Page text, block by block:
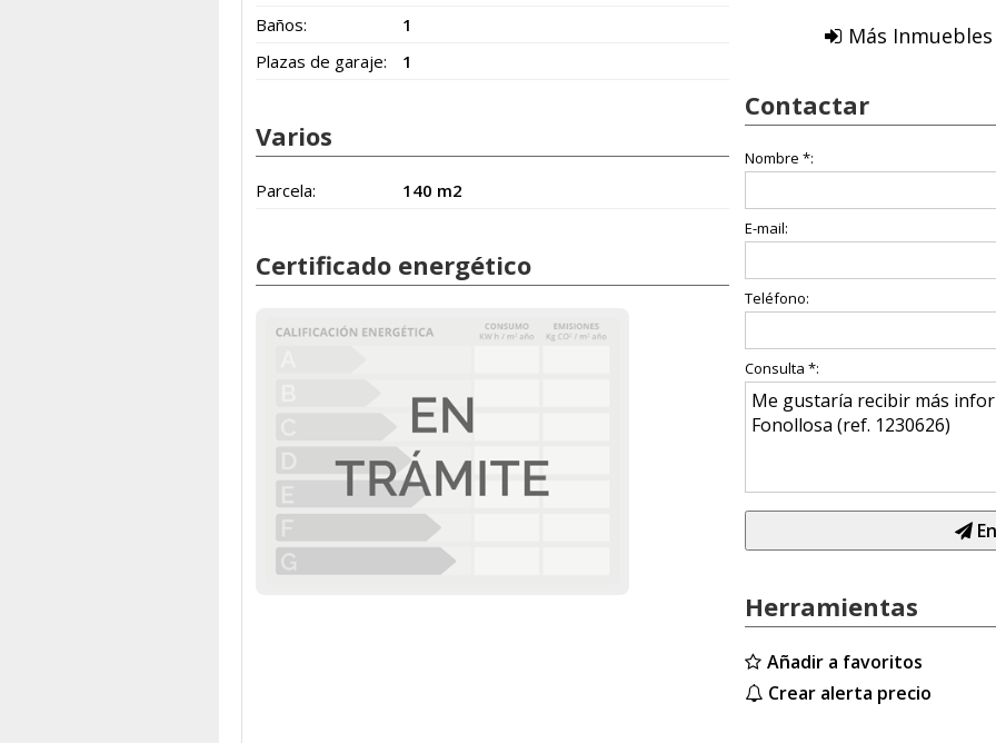
Baños:
1
Plazas de garaje:
1
Varios
Parcela: 140 m2
Certificado energético
Más Inmuebles
Contactar
Nombre *:
E-mail:
Teléfono:
Consulta *:
Herramientas
Añadir a favoritos
Crear alerta precio